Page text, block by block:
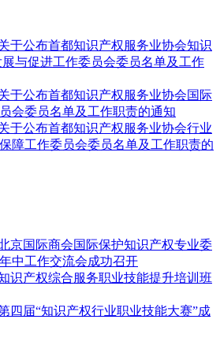
于公布首都知识产权服务业协会知识
与促进工作委员会委员名单及工作
于公布首都知识产权服务业协会国际
会委员名单及工作职责的通知
于公布首都知识产权服务业协会行业
障工作委员会委员名单及工作职责的
京国际商会国际保护知识产权专业委
中工作交流会成功召开
识产权综合服务职业技能提升培训班
四届“知识产权行业职业技能大赛”成